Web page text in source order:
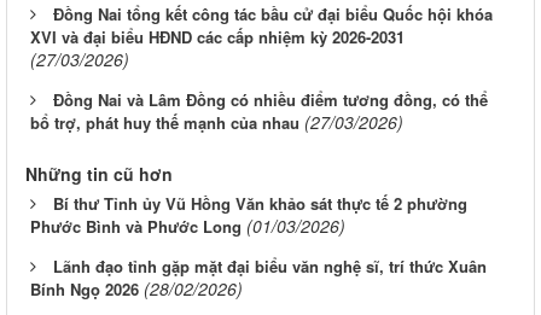
Đồng Nai tổng kết công tác bầu cử đại biểu Quốc hội khóa
XVI và đại biểu HĐND các cấp nhiệm kỳ 2026-2031
(27/03/2026)
Đồng Nai và Lâm Đồng có nhiều điểm tương đồng, có thể
bổ trợ, phát huy thế mạnh của nhau (27/03/2026)
Những tin cũ hơn
Bí thư Tỉnh ủy Vũ Hồng Văn khảo sát thực tế 2 phường
Phước Bình và Phước Long (01/03/2026)
Lãnh đạo tỉnh gặp mặt đại biểu văn nghệ sĩ, trí thức Xuân
Bính Ngọ 2026 (28/02/2026)